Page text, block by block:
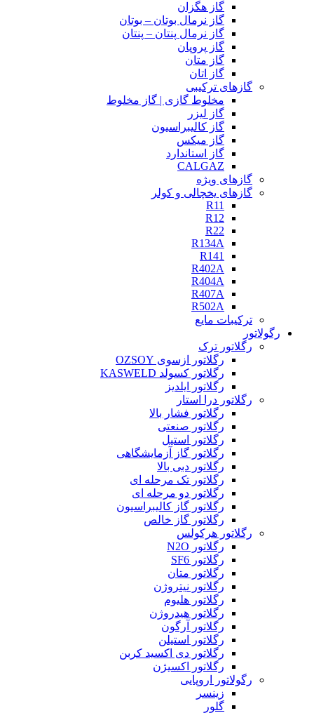
گاز هگزان
گاز نرمال بوتان – بوتان
گاز نرمال پنتان – پنتان
گاز پروپان
گاز متان
گاز اتان
گازهای ترکیبی
مخلوط گازی | گاز مخلوط
گاز لیزر
گاز کالیبراسیون
گاز میکس
گاز استاندارد
CALGAZ
گازهای ویژه
گازهای یخچالی و کولر
R11
R12
R22
R134A
R141
R402A
R404A
R407A
R502A
ترکیبات مایع
رگولاتور
رگلاتور ترک
رگلاتور ازسوی OZSOY
رگلاتور کسولد KASWELD
رگلاتور ایلدیز
رگلاتور درا استار
رگلاتور فشار بالا
رگلاتور صنعتی
رگلاتور استیل
رگلاتور گاز آزمایشگاهی
رگلاتور دبی بالا
رگلاتور تک مرحله ای
رگلاتور دو مرحله ای
رگلاتور گاز کالیبراسیون
رگلاتور گاز خالص
رگلاتور هرکولس
رگلاتور N2O
رگلاتور SF6
رگلاتور متان
رگلاتور نیتروژن
رگلاتور هلیوم
رگلاتور هیدروژن
رگلاتور آرگون
رگلاتور استیلن
رگلاتور دی اکسید کربن
رگلاتور اکسیژن
رگولاتور اروپایی
زینسر
گلور